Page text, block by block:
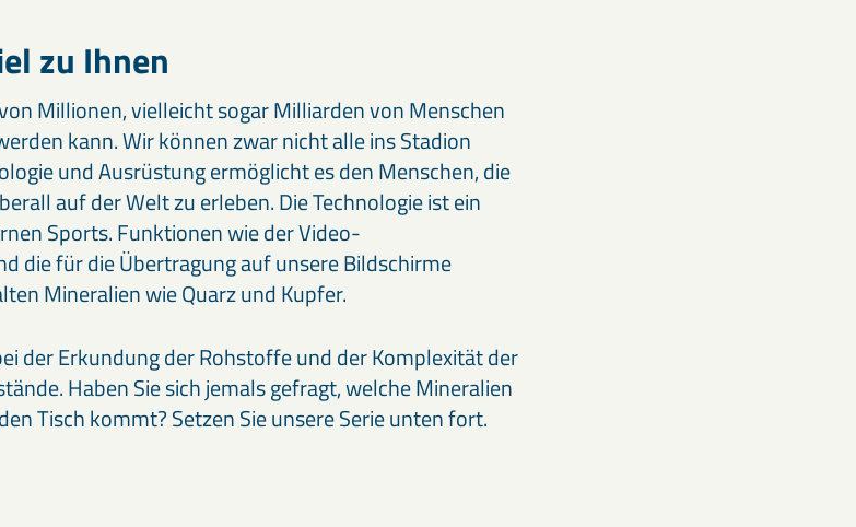
zu Ihnen
Millionen, vielleicht sogar Milliarden von Menschen
kann. Wir können zwar nicht alle ins Stadion
und Ausrüstung ermöglicht es den Menschen, die
auf der Welt zu erleben. Die Technologie ist ein
Sports. Funktionen wie der Video-
die für die Übertragung auf unsere Bildschirme
Mineralien wie Quarz und Kupfer.
der Erkundung der Rohstoffe und der Komplexität der
Haben Sie sich jemals gefragt, welche Mineralien
Tisch kommt? Setzen Sie unsere Serie unten fort.